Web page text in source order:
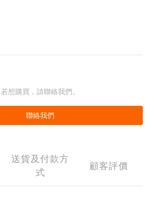
若想購買，請聯絡我們。
聯絡我們
送貨及付款方
式
顧客評價